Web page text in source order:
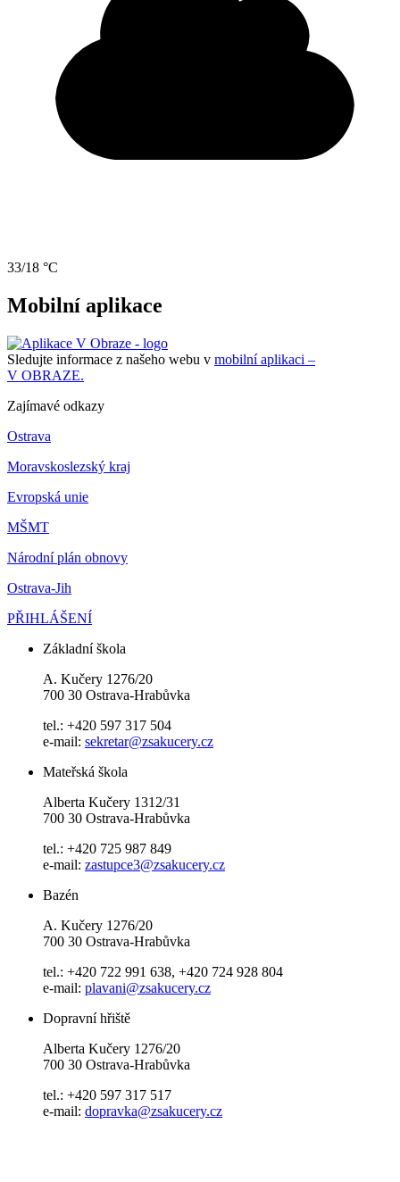
33/18 °C
Mobilní aplikace
Sledujte informace z našeho webu v mobilní aplikaci –
V OBRAZE.
Zajímavé odkazy
Ostrava
Moravskoslezský kraj
Evropská unie
MŠMT
Národní plán obnovy
Ostrava-Jih
PŘIHLÁŠENÍ
Základní škola
A. Kučery 1276/20
700 30 Ostrava-Hrabůvka
tel.: +420 597 317 504
e-mail: sekretar@zsakucery.cz
Mateřská škola
Alberta Kučery 1312/31
700 30 Ostrava-Hrabůvka
tel.: +420 725 987 849
e-mail: zastupce3@zsakucery.cz
Bazén
A. Kučery 1276/20
700 30 Ostrava-Hrabůvka
tel.: +420 722 991 638, +420 724 928 804
e-mail: plavani@zsakucery.cz
Dopravní hřiště
Alberta Kučery 1276/20
700 30 Ostrava-Hrabůvka
tel.: +420 597 317 517
e-mail: dopravka@zsakucery.cz